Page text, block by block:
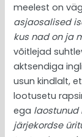
meelest on
asjaosalised
kus nad on ja
võitlejad
aktsendiga
usun kindlalt,
lootusetu
ega
järjekordse